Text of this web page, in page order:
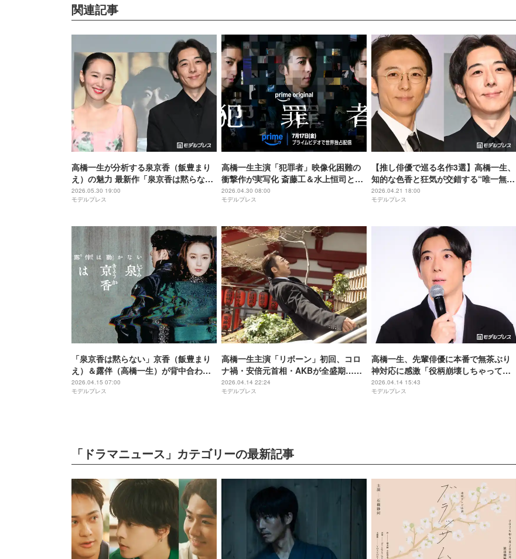
関連記事
高橋一生が分析する泉京香（飯豊まり
え）の魅力 最新作「泉京香は黙らな
い」で描かれる新たな怪異
2026.05.30 19:00
モデルプレス
高橋一生主演「犯罪者」映像化困難の
衝撃作が実写化 斎藤工＆水上恒司とク
ライムサスペンス挑む
2026.04.30 08:00
モデルプレス
【推し俳優で巡る名作3選】高橋一生、
知的な色香と狂気が交錯する“唯一無二
の表現力”に溺れる
2026.04.21 18:00
モデルプレス
「泉京香は黙らない」京香（飯豊まり
え）＆露伴（高橋一生）が背中合わせ
に立つビジュアル解禁 堀田真由ら追加
キャストも公開
2026.04.15 07:00
モデルプレス
高橋一生主演「リボーン」初回、コロ
ナ禍・安倍元首相・AKBが全盛期…現
実とのリンクが話題「生きてきた過去
を見ているよう」「実在人物出てき
2026.04.14 22:24
モデルプレス
高橋一生、先輩俳優に本番で無茶ぶり
神対応に感激「役柄崩壊しちゃって
る」【リボーン ～最後のヒーロー～】
2026.04.14 15:43
モデルプレス
「ドラマニュース」カテゴリーの最新記事